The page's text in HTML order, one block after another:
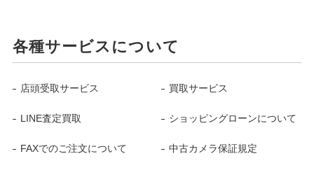
各種サービスについて
店頭受取サービス 買取サービス
LINE査定買取 ショッピングローンについて
FAXでのご注文について 中古カメラ保証規定